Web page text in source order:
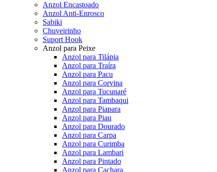
Anzol Encastoado
Anzol Anti-Enrosco
Sabiki
Chuveirinho
Suport Hook
Anzol para Peixe
Anzol para Tilápia
Anzol para Traíra
Anzol para Pacu
Anzol para Corvina
Anzol para Tucunaré
Anzol para Tambaqui
Anzol para Piapara
Anzol para Piau
Anzol para Dourado
Anzol para Carpa
Anzol para Curimba
Anzol para Lambari
Anzol para Pintado
Anzol para Cachara